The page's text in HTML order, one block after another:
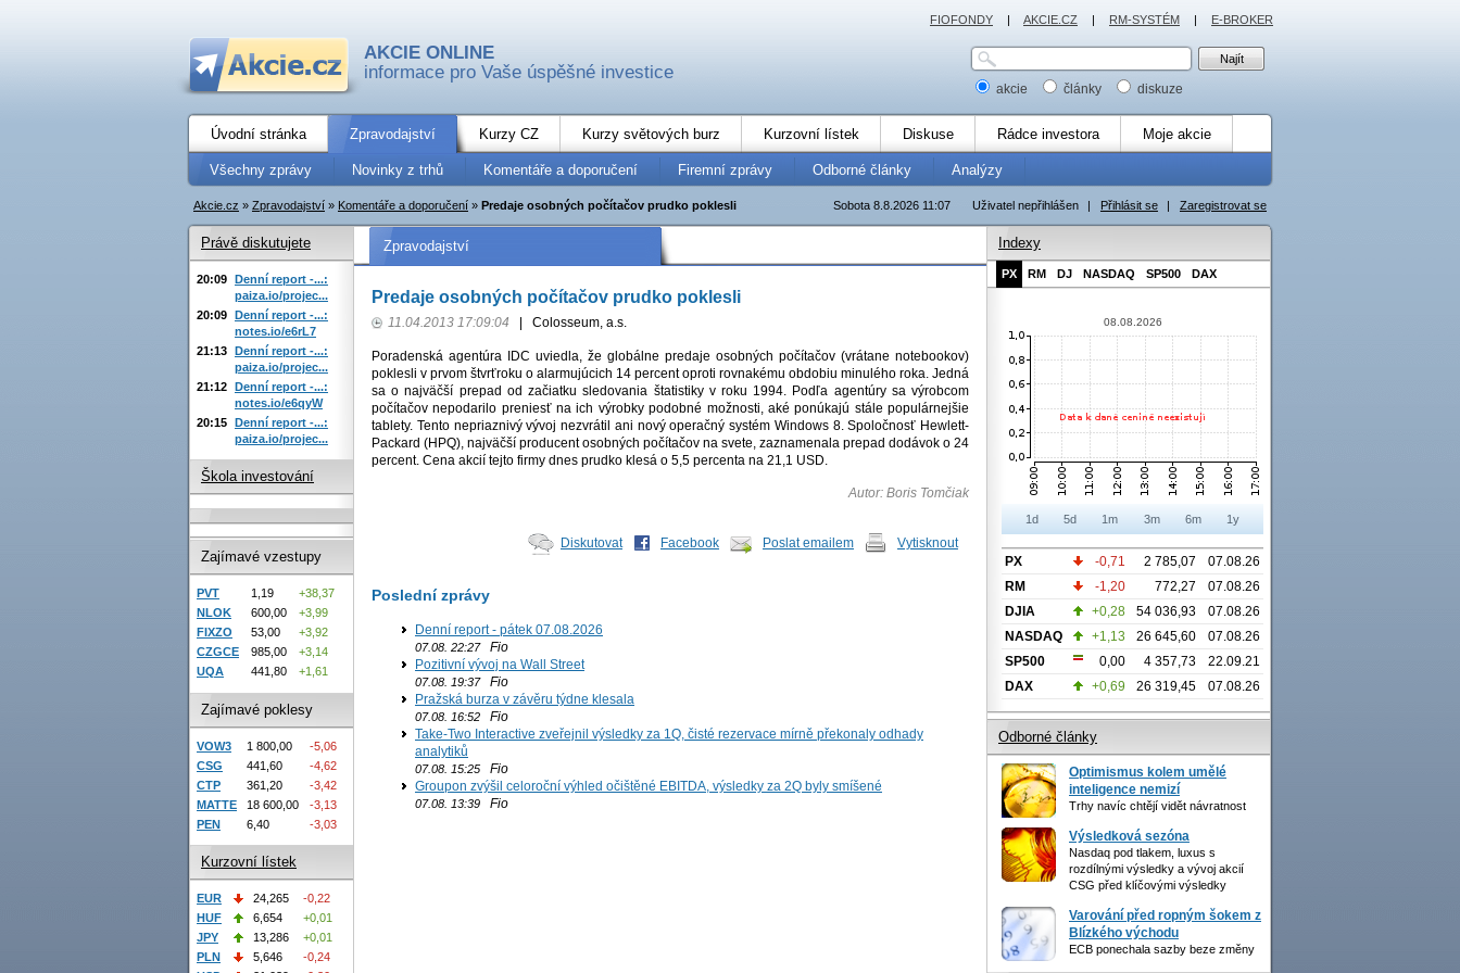
AKCIE ONLINE
informace pro Vaše úspěšné investice
akcie články diskuze
Úvodní stránka Zpravodajství Kurzy CZ Kurzy světových burz Kurzovní lístek Diskuse Rádce investora Moje akcie
Všechny zprávy Novinky z trhů Komentáře a doporučení Firemní zprávy Odborné články Analýzy
Uživatel nepřihlášen | Přihlásit se | Zaregistrovat se
Sobota 8.8.2026 11:07
Akcie.cz » Zpravodajství » Komentáře a doporučení » Predaje osobných počítačov prudko poklesli
Zpravodajství
Predaje osobných počítačov prudko poklesli
11.04.2013 17:09:04 Colosseum, a.s.
Poradenská agentúra IDC uviedla, že globálne predaje osobných počítačov (vrátane notebookov)
poklesli v prvom štvrťroku o alarmujúcich 14 percent oproti rovnakému obdobiu minulého roka. Jedná
sa o najväčší prepad od začiatku sledovania štatistiky v roku 1994. Podľa agentúry sa výrobcom
počítačov nepodarilo preniesť na ich výrobky podobné možnosti, aké ponúkajú stále populárnejšie
tablety. Tento nepriaznivý vývoj nezvrátil ani nový operačný systém Windows 8. Spoločnosť Hewlett-
Packard (HPQ), najväčší producent osobných počítačov na svete, zaznamenala prepad dodávok o 24
percent. Cena akcií tejto firmy dnes prudko klesá o 5,5 percenta na 21,1 USD.
Autor: Boris Tomčiak
Diskutovat Facebook Poslat emailem Vytisknout
Poslední zprávy
Denní report - pátek 07.08.2026
07.08. 22:27Fio
Pozitivní vývoj na Wall Street
07.08. 19:37Fio
Pražská burza v závěru týdne klesala
07.08. 16:52 Fio
Take-Two Interactive zveřejnil výsledky za 1Q, čisté rezervace mírně překonaly odhady
analytiků
07.08. 15:25 Fio
Groupon zvýšil celoroční výhled očištěné EBITDA, výsledky za 2Q byly smíšené
07.08. 13:39 Fio
Právě diskutujete
20:09 Denní report -...:
paiza.io/projec...
20:09 Denní report -...:
notes.io/e6rL7
21:13 Denní report -...:
paiza.io/projec...
21:12 Denní report -...:
notes.io/e6qyW
20:15 Denní report -...:
paiza.io/projec...
Škola investování
Zajímavé vzestupy
PVT 1,19
+38,37
NLOK
600,00
+3,99
FIXZO
53,00
+3,92
CZGCE
985,00
+3,14
UQA
441,80 +1,61
Zajímavé poklesy
VOW3 1 800,00
-5,06
CSG
441,60
-4,62
CTP
361,20
-3,42
MATTE
18 600,00
-3,13
PEN
6,40 -3,03
Kurzovní lístek
EUR 24,265
-0,22
HUF
6,654
+0,01
JPY
13,286
+0,01
PLN
5,646
-0,24
Indexy
PX RM DJ NASDAQ SP500 DAX
08.08.2026
1d 5d 1m 3m 6m 1y
PX -0,71 2 785,07
07.08.26
RM
-1,20 772,27
07.08.26
DJIA
+0,28 54 036,93
07.08.26
NASDAQ
+1,13 26 645,60
07.08.26
SP500
0,00 4 357,73
22.09.21
DAX
+0,69 26 319,45 07.08.26
Odborné články
Optimismus kolem umělé
inteligence nemizí
Trhy navíc chtějí vidět návratnost
Výsledková sezóna
Nasdaq pod tlakem, luxus s
rozdílnými výsledky a vývoj akcií
CSG před klíčovými výsledky
Varování před ropným šokem z
Blízkého východu
ECB ponechala sazby beze změny
FIOFONDY | AKCIE.CZ | RM-SYSTÉM | E-BROKER